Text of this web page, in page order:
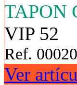
TAPON
VIP 52
Ref.
Ver